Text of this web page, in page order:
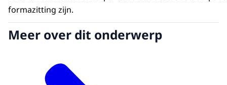
formazitting zijn.
Meer over dit onderwerp